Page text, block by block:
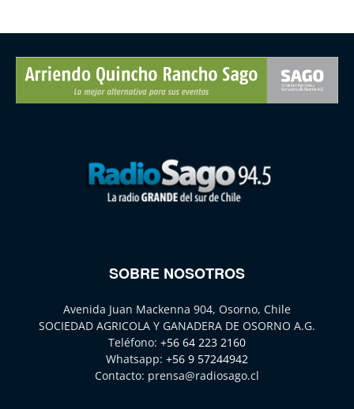
SOBRE NOSOTROS
Avenida Juan Mackenna 904, Osorno, Chile
SOCIEDAD AGRICOLA Y GANADERA DE OSORNO A.G.
Teléfono: +56 64 223 2160
Whatsapp: +56 9 57244942
Contacto: prensa@radiosago.cl